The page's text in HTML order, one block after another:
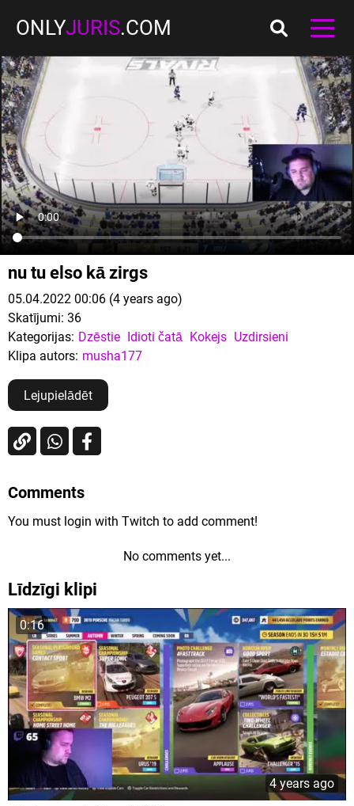
ONLYJURIS.COM
nu tu elso kā zirgs
05.04.2022 00:06 (4 years ago)
Skatījumi: 36
Kategorijas: Dzēstie Idioti čatā Kokejs Uzdirsieni
Klipa autors: musha177
Lejupielādēt
Comments
You must login with Twitch to add comment!
No comments yet...
Līdzīgi klipi
0:16
4 years ago